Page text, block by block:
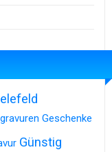
Geschenke
Günstig